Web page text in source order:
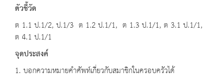
ตัวชี้วัด
ต 1.1 ป.1/2, ป.1/3 ต 1.2 ป.1/1, ต 1.3 ป.1/1, ต 3.1 ป.1/1,
ต 4.1 ป.1/1
จุดประสงค์
1. บอกความหมายคำศัพท์เกี่ยวกับสมาชิกในครอบครัวได้